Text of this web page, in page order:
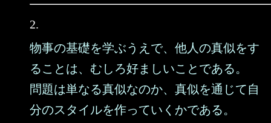
2.
物事の基礎を学ぶうえで、他人の真似をす
ることは、むしろ好ましいことである。
問題は単なる真似なのか、真似を通じて自
分のスタイルを作っていくかである。